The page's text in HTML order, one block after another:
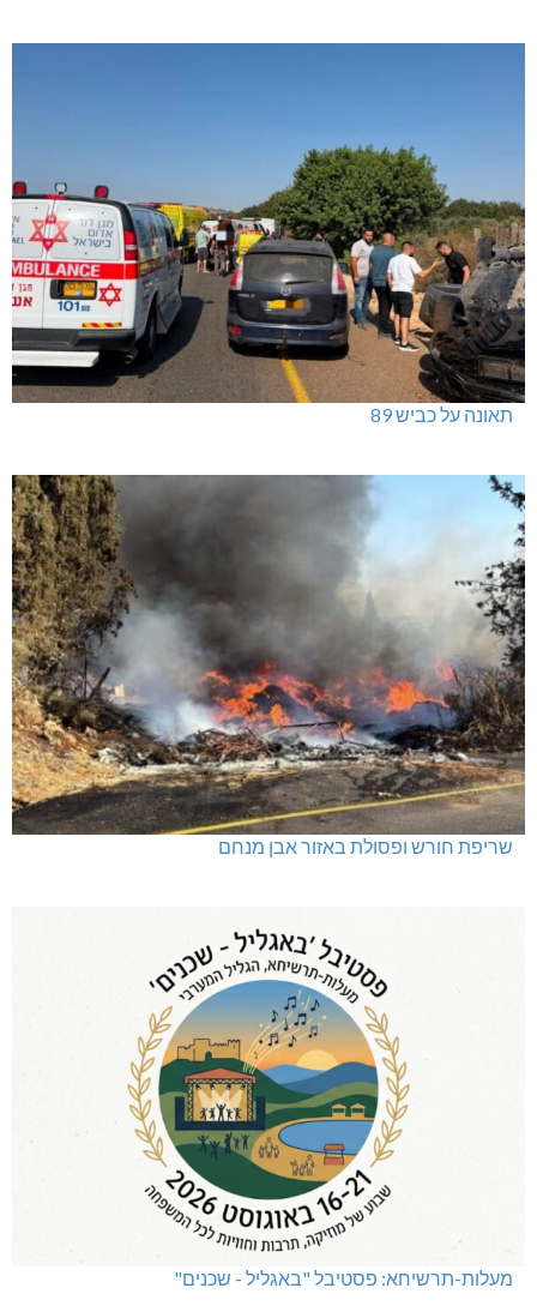
תאונה על כביש 89
שריפת חורש ופסולת באזור אבן מנחם
מעלות-תרשיחא: פסטיבל "באגליל - שכנים"